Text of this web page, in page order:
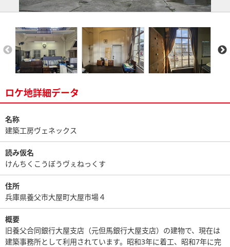
ロケ地詳細データ
名称
建築工房ヴェネックス
読み仮名
けんちくこうぼうヴぇねっくす
住所
兵庫県養父市大屋町大屋市場４
概要
旧養父合同銀行大屋支店（元但馬銀行大屋支店）の建物で、現在は
建築事務所として利用されています。昭和3年に着工、昭和7年に完